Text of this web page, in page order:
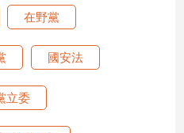
在野黨
國安法
立委